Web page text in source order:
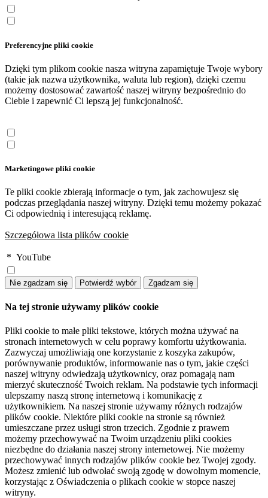
Preferencyjne pliki cookie
Dzięki tym plikom cookie nasza witryna zapamiętuje Twoje wybory
(takie jak nazwa użytkownika, waluta lub region), dzięki czemu
możemy dostosować zawartość naszej witryny bezpośrednio do
Ciebie i zapewnić Ci lepszą jej funkcjonalność.
Marketingowe pliki cookie
Te pliki cookie zbierają informacje o tym, jak zachowujesz się
podczas przeglądania naszej witryny. Dzięki temu możemy pokazać
Ci odpowiednią i interesującą reklamę.
Szczegółowa lista plików cookie
* YouTube
Na tej stronie używamy plików cookie
Pliki cookie to małe pliki tekstowe, których można używać na
stronach internetowych w celu poprawy komfortu użytkowania.
Zazwyczaj umożliwiają one korzystanie z koszyka zakupów,
porównywanie produktów, informowanie nas o tym, jakie części
naszej witryny odwiedzają użytkownicy, oraz pomagają nam
mierzyć skuteczność Twoich reklam. Na podstawie tych informacji
ulepszamy naszą stronę internetową i komunikację z
użytkownikiem. Na naszej stronie używamy różnych rodzajów
plików cookie. Niektóre pliki cookie na stronie są również
umieszczane przez usługi stron trzecich. Zgodnie z prawem
możemy przechowywać na Twoim urządzeniu pliki cookies
niezbędne do działania naszej strony internetowej. Nie możemy
przechowywać innych rodzajów plików cookie bez Twojej zgody.
Możesz zmienić lub odwołać swoją zgodę w dowolnym momencie,
korzystając z Oświadczenia o plikach cookie w stopce naszej
witryny.